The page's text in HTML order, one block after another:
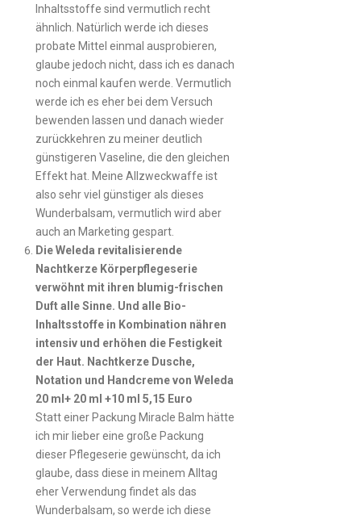
Inhaltsstoffe sind vermutlich recht
ähnlich. Natürlich werde ich dieses
probate Mittel einmal ausprobieren,
glaube jedoch nicht, dass ich es danach
noch einmal kaufen werde. Vermutlich
werde ich es eher bei dem Versuch
bewenden lassen und danach wieder
zurückkehren zu meiner deutlich
günstigeren Vaseline, die den gleichen
Effekt hat. Meine Allzweckwaffe ist
also sehr viel günstiger als dieses
Wunderbalsam, vermutlich wird aber
auch an Marketing gespart.
Die Weleda revitalisierende
Nachtkerze Körperpflegeserie
verwöhnt mit ihren blumig-frischen
Duft alle Sinne. Und alle Bio-
Inhaltsstoffe in Kombination nähren
intensiv und erhöhen die Festigkeit
der Haut. Nachtkerze Dusche,
Notation und Handcreme von Weleda
20 ml+ 20 ml +10 ml 5,15 Euro
Statt einer Packung Miracle Balm hätte
ich mir lieber eine große Packung
dieser Pflegeserie gewünscht, da ich
glaube, dass diese in meinem Alltag
eher Verwendung findet als das
Wunderbalsam, so werde ich diese